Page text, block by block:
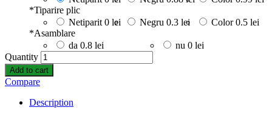
*Tiparire plic
Netiparit 0 lei Negru 0.3 lei Color 0.5 lei
*Asamblare
da 0.8 lei nu 0 lei
Quantity
Add to cart
Compare
Description